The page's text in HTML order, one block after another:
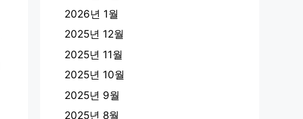
2026년 1월
2025년 12월
2025년 11월
2025년 10월
2025년 9월
2025년 8월